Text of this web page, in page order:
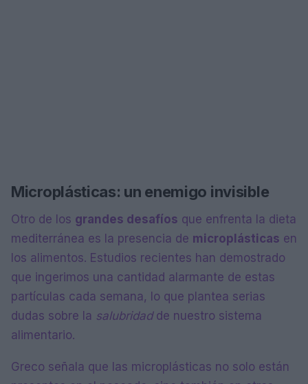
Microplásticas: un enemigo invisible
Otro de los grandes desafíos que enfrenta la dieta
mediterránea es la presencia de microplásticas en
los alimentos. Estudios recientes han demostrado
que ingerimos una cantidad alarmante de estas
partículas cada semana, lo que plantea serias
dudas sobre la salubridadde nuestro sistema
alimentario.
Greco señala que las microplásticas no solo están